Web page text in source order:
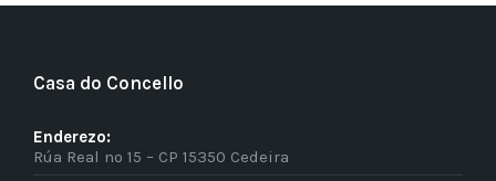
Casa do Concello
Enderezo:
Rúa Real nº 15 – CP 15350 Cedeira